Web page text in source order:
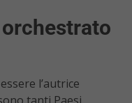
orchestrato
l’autrice